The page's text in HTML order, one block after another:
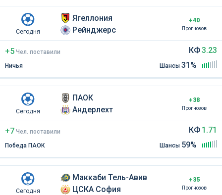
Сегодня
Ягеллония
Рейнджерс
+40
Прогнозов
+5 Чел поставили
Ничья
КФ3.23
Шансы 31%
Сегодня
ПАОК
Андерлехт
+38
Прогнозов
+7 Чел поставили
Победа ПАОК
КФ 1.71
Шансы 59%
Сегодня
Маккаби Тель-Авив
ЦСКА София
+35
Прогнозов